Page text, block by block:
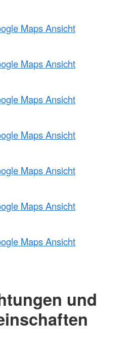
Maps Ansicht
Maps Ansicht
Maps Ansicht
Maps Ansicht
Maps Ansicht
Maps Ansicht
Maps Ansicht
und